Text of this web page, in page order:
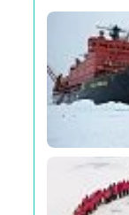
День 2.
Совсем
воды и
На
про
факты